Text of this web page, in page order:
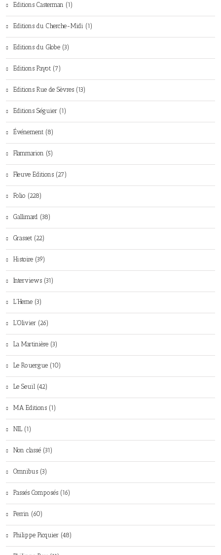
Editions Casterman (1)
Editions du Cherche-Midi (1)
Editions du Globe (3)
Editions Payot (7)
Editions Rue de Sèvres (13)
Editions Séguier (1)
Événement (8)
Flammarion (5)
Fleuve Editions (27)
Folio (228)
Gallimard (38)
Grasset (22)
Histoire (39)
Interviews (31)
L'Herne (3)
L'Olivier (26)
La Martinière (3)
Le Rouergue (10)
Le Seuil (42)
MA Editions (1)
NIL (1)
Non classé (31)
Omnibus (3)
Passés Composés (16)
Perrin (60)
Philippe Picquier (48)